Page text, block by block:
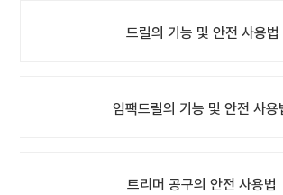
드릴의 기능 및 안전 사용법
임팩드릴의 기능 및 안전 사용
트리머 공구의 안전 사용법